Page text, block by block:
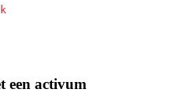
een activum